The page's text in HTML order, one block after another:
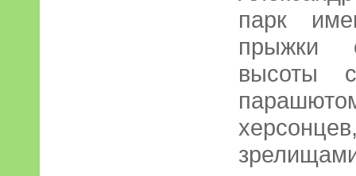
парк
прыжки
высоты